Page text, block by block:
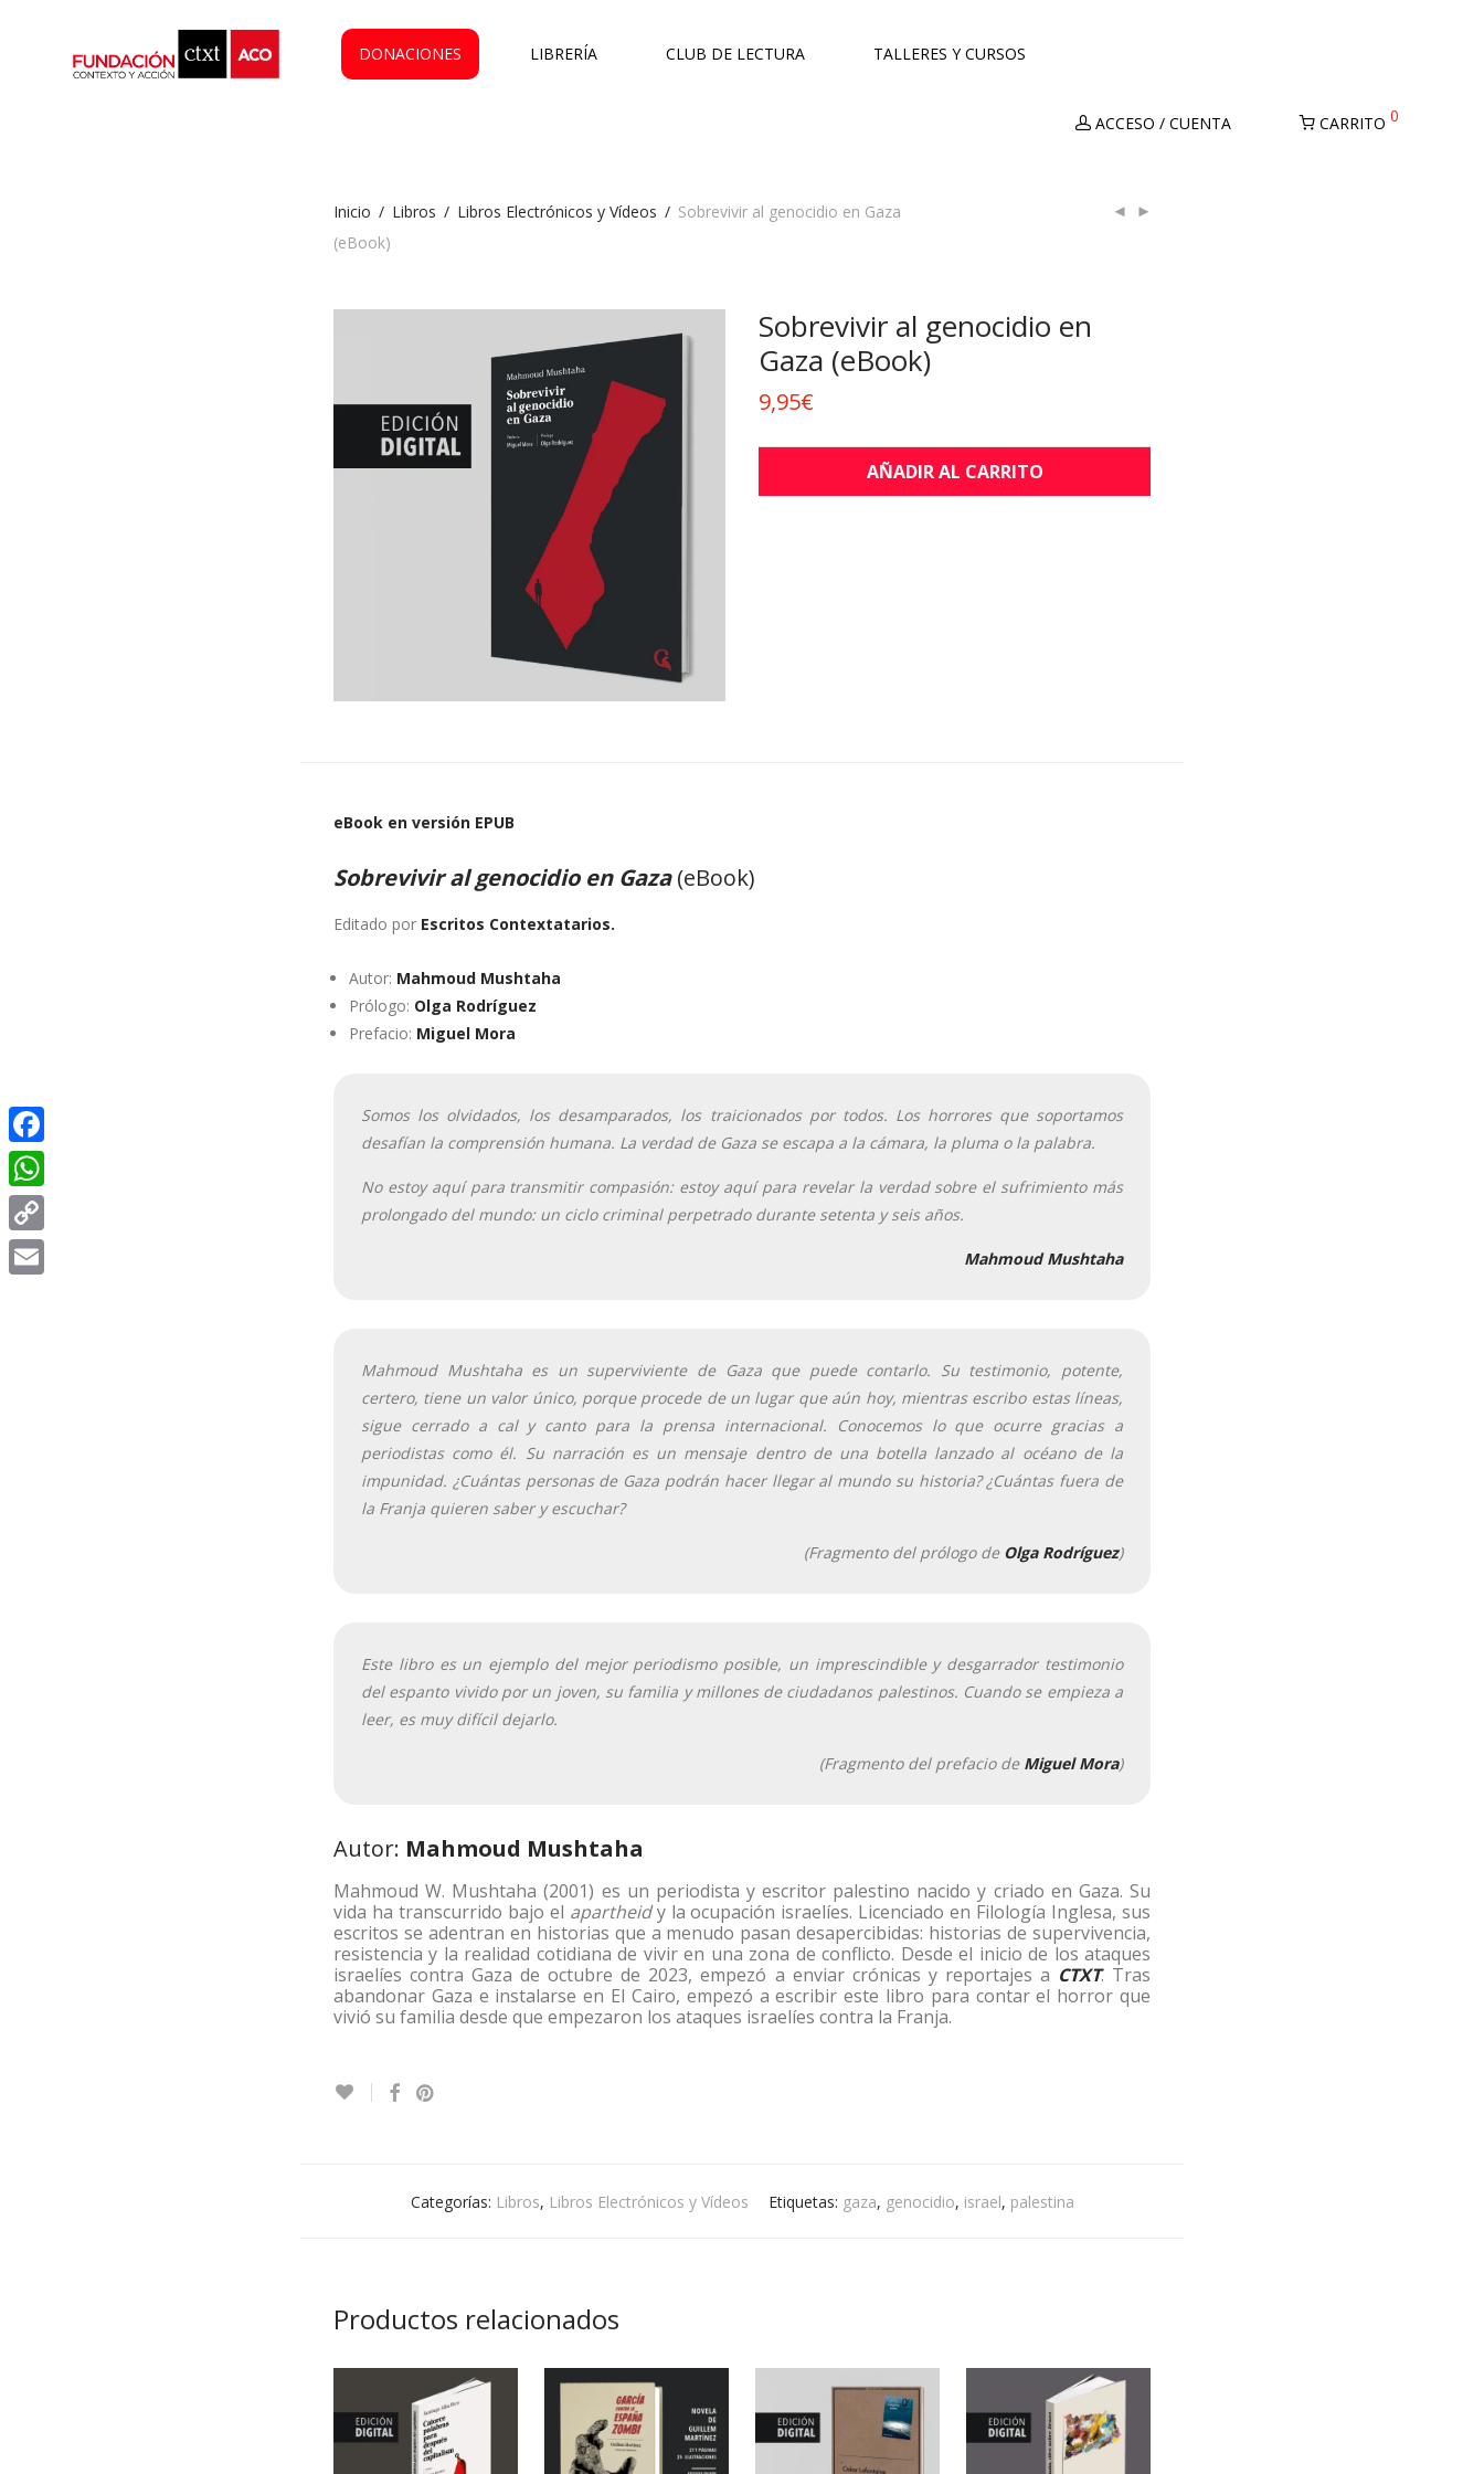
DONACIONES LIBRERÍA CLUB DE LECTURA TALLERES Y CURSOS
ACCESO / CUENTA CARRITO 0
Inicio / Libros / Libros Electrónicos y Vídeos / Sobrevivir al genocidio en Gaza
(eBook)
Sobrevivir al genocidio en
Gaza (eBook)
9,95€
AÑADIR AL CARRITO
eBook en versión EPUB
Sobrevivir al genocidio en Gaza(eBook)
Editado por Escritos Contextatarios.
Autor: Mahmoud Mushtaha
Prólogo: Olga Rodríguez
Prefacio: Miguel Mora
Somos los olvidados, los desamparados, los traicionados por todos. Los horrores que soportamos
desafían la comprensión humana. La verdad de Gaza se escapa a la cámara, la pluma o la palabra.
No estoy aquí para transmitir compasión: estoy aquí para revelar la verdad sobre el sufrimiento más
prolongado del mundo: un ciclo criminal perpetrado durante setenta y seis años.
Mahmoud Mushtaha
Mahmoud Mushtaha es un superviviente de Gaza que puede contarlo. Su testimonio, potente,
certero, tiene un valor único, porque procede de un lugar que aún hoy, mientras escribo estas líneas,
sigue cerrado a cal y canto para la prensa internacional. Conocemos lo que ocurre gracias a
periodistas como él. Su narración es un mensaje dentro de una botella lanzado al océano de la
impunidad. ¿Cuántas personas de Gaza podrán hacer llegar al mundo su historia? ¿Cuántas fuera de
la Franja quieren saber y escuchar?
(Fragmento del prólogo de Olga Rodríguez)
Este libro es un ejemplo del mejor periodismo posible, un imprescindible y desgarrador testimonio
del espanto vivido por un joven, su familia y millones de ciudadanos palestinos. Cuando se empieza a
leer, es muy difícil dejarlo.
(Fragmento del prefacio de Miguel Mora)
Autor: Mahmoud Mushtaha
Mahmoud W. Mushtaha (2001) es un periodista y escritor palestino nacido y criado en Gaza. Su
vida ha transcurrido bajo el apartheidy la ocupación israelíes. Licenciado en Filología Inglesa, sus
escritos se adentran en historias que a menudo pasan desapercibidas: historias de supervivencia,
resistencia y la realidad cotidiana de vivir en una zona de conflicto. Desde el inicio de los ataques
israelíes contra Gaza de octubre de 2023, empezó a enviar crónicas y reportajes a CTXT. Tras
abandonar Gaza e instalarse en El Cairo, empezó a escribir este libro para contar el horror que
vivió su familia desde que empezaron los ataques israelíes contra la Franja.
Categorías: Libros, Libros Electrónicos y Vídeos Etiquetas: gaza, genocidio, israel, palestina
Productos relacionados
Facebook
WhatsApp
Copy